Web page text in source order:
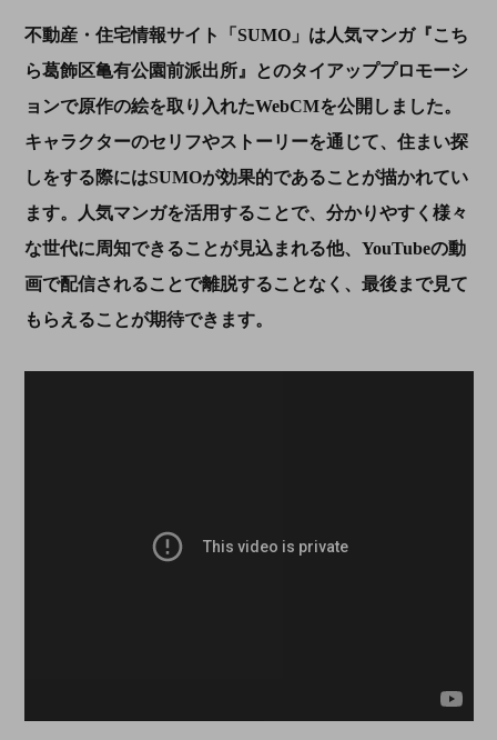
不動産・住宅情報サイト「SUMO」は人気マンガ『こち
ら葛飾区亀有公園前派出所』とのタイアッププロモーシ
ョンで原作の絵を取り入れたWebCMを公開しました。
キャラクターのセリフやストーリーを通じて、住まい探
しをする際にはSUMOが効果的であることが描かれてい
ます。人気マンガを活用することで、分かりやすく様々
な世代に周知できることが見込まれる他、YouTubeの動
画で配信されることで離脱することなく、最後まで見て
もらえることが期待できます。